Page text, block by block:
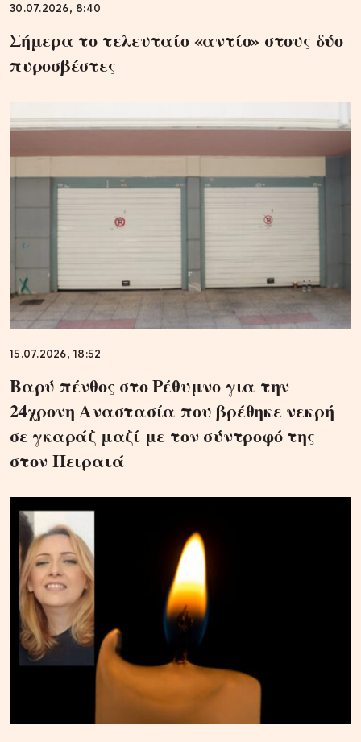
30.07.2026, 8:40
Σήμερα το τελευταίο «αντίο» στους δύο
πυροσβέστες
15.07.2026, 18:52
Βαρύ πένθος στο Ρέθυμνο για την
24χρονη Αναστασία που βρέθηκε νεκρή
σε γκαράζ μαζί με τον σύντροφό της
στον Πειραιά